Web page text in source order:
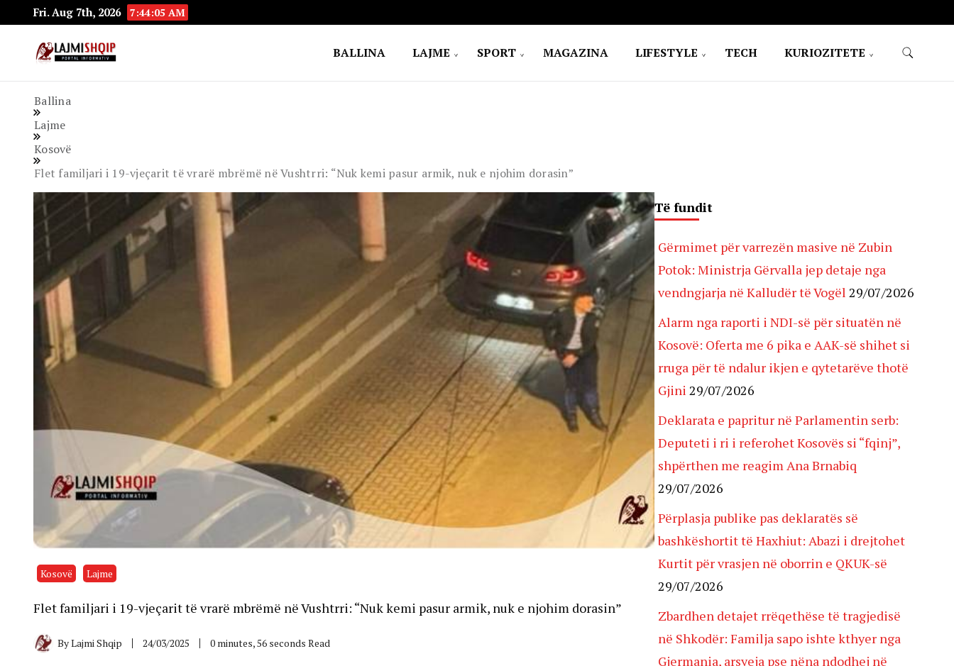
Fri. Aug 7th, 2026 7:44:07 AM
BALLINA LAJME SPORT MAGAZINA LIFESTYLE TECH KURIOZITETE
Ballina
Lajme
Kosovë
Flet familjari i 19-vjeçarit të vrarë mbrëmë në Vushtrri: “Nuk kemi pasur armik, nuk e njohim dorasin”
Kosovë Lajme
Flet familjari i 19-vjeçarit të vrarë mbrëmë në Vushtrri: “Nuk kemi pasur armik, nuk e njohim dorasin”
ByLajmi Shqip 24/03/2025 0 minutes, 56 seconds Read
Të fundit
Gërmimet për varrezën masive në Zubin
Potok: Ministrja Gërvalla jep detaje nga
vendngjarja në Kalludër të Vogël 29/07/2026
Alarm nga raporti i NDI-së për situatën në
Kosovë: Oferta me 6 pika e AAK-së shihet si
rruga për të ndalur ikjen e qytetarëve thotë
Gjini 29/07/2026
Deklarata e papritur në Parlamentin serb:
Deputeti i ri i referohet Kosovës si “fqinj”,
shpërthen me reagim Ana Brnabiq
29/07/2026
Përplasja publike pas deklaratës së
bashkëshortit të Haxhiut: Abazi i drejtohet
Kurtit për vrasjen në oborrin e QKUK-së
29/07/2026
Zbardhen detajet rrëqethëse të tragjedisë
në Shkodër: Familja sapo ishte kthyer nga
Gjermania, arsyeja pse nëna ndodhej në